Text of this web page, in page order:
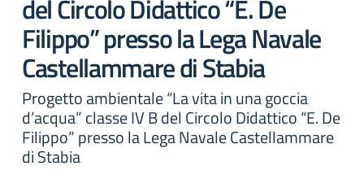
del Circolo Didattico “E. De
Filippo” presso la Lega Navale
Castellammare di Stabia
Progetto ambientale “La vita in una goccia
d’acqua” classe IV B del Circolo Didattico “E. De
Filippo” presso la Lega Navale Castellammare
di Stabia